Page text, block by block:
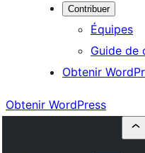
Contribuer
Équipes
Guide de
Obtenir
Obtenir WordPress